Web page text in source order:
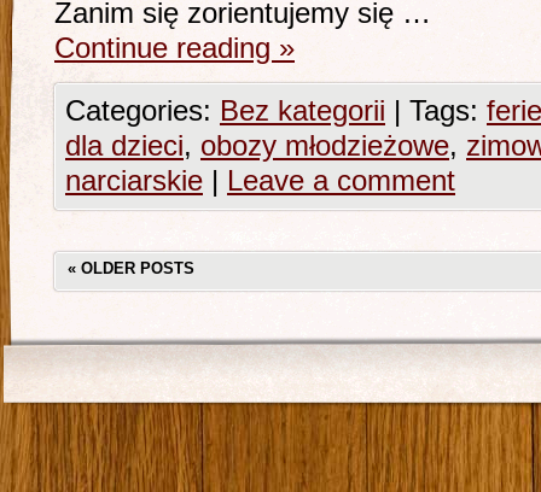
Zanim się zorientujemy się …
Continue reading »
Categories: Bez kategorii | Tags: ferie
dla dzieci, obozy młodzieżowe,
narciarskie | Leave a comment
« OLDER POSTS